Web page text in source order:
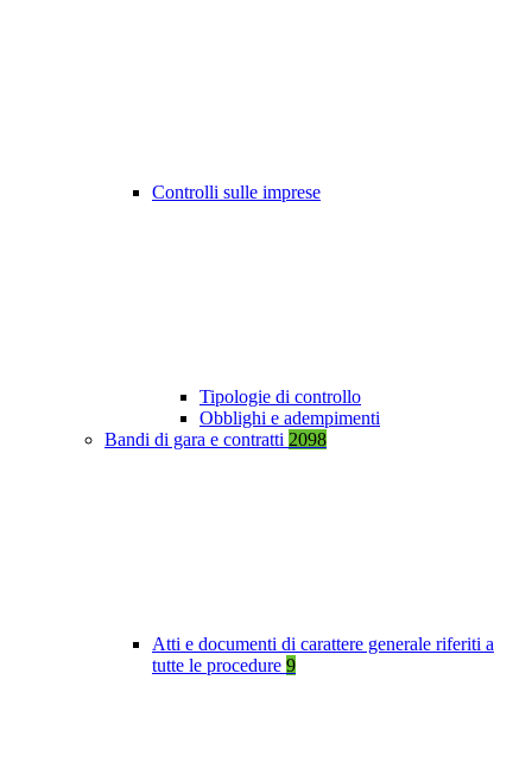
Controlli sulle imprese
Tipologie di controllo
Obblighi e adempimenti
Bandi di gara e contratti 2098
Atti e documenti di carattere generale riferiti a
tutte le procedure 9